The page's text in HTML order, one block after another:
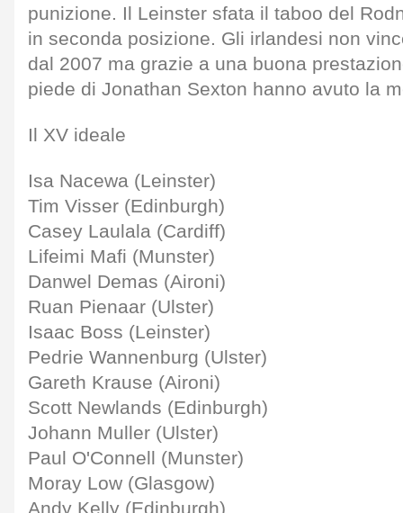
punizione. Il Leinster sfata il taboo del
in seconda posizione. Gli irlandesi non
dal 2007 ma grazie a una buona
piede di Jonathan Sexton hanno avuto la
Il XV ideale
Isa Nacewa (Leinster)
Tim Visser (Edinburgh)
Casey Laulala (Cardiff)
Lifeimi Mafi (Munster)
Danwel Demas (Aironi)
Ruan Pienaar (Ulster)
Isaac Boss (Leinster)
Pedrie Wannenburg (Ulster)
Gareth Krause (Aironi)
Scott Newlands (Edinburgh)
Johann Muller (Ulster)
Paul O'Connell (Munster)
Moray Low (Glasgow)
Andy Kelly (Edinburgh)